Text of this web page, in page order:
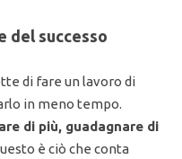
del successo
di fare un lavoro di
in meno tempo.
di più, guadagnare di
è ciò che conta